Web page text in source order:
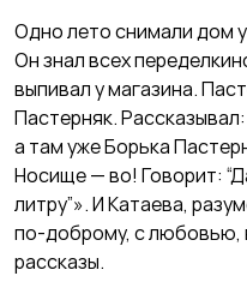
Одно лето снимали дом
Он знал всех
выпивал у магазина.
Пастерняк.
а там уже Борька
Носище — во! Говорит:
литру”». И Катаева,
по-доброму, с любовью,
рассказы.